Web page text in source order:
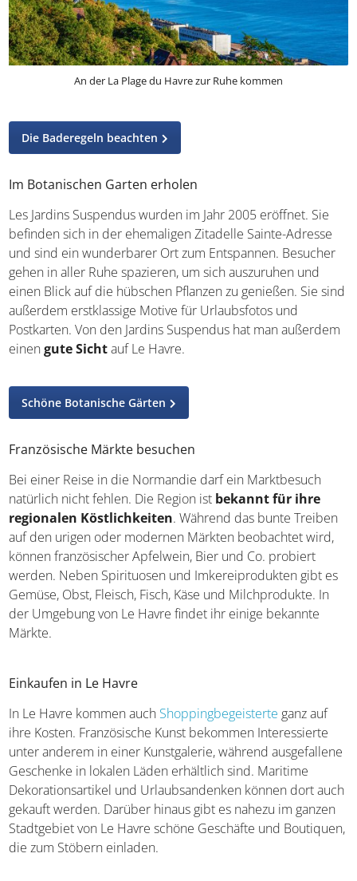
An der La Plage du Havre zur Ruhe kommen
Die Baderegeln beachten
Im Botanischen Garten erholen
Les Jardins Suspendus wurden im Jahr 2005 eröffnet. Sie
befinden sich in der ehemaligen Zitadelle Sainte-Adresse
und sind ein wunderbarer Ort zum Entspannen. Besucher
gehen in aller Ruhe spazieren, um sich auszuruhen und
einen Blick auf die hübschen Pflanzen zu genießen. Sie sind
außerdem erstklassige Motive für Urlaubsfotos und
Postkarten. Von den Jardins Suspendus hat man außerdem
einengute Sichtauf Le Havre.
Schöne Botanische Gärten
Französische Märkte besuchen
Bei einer Reise in die Normandie darf ein Marktbesuch
natürlich nicht fehlen. Die Region ist bekannt für ihre
regionalen Köstlichkeiten. Während das bunte Treiben
auf den urigen oder modernen Märkten beobachtet wird,
können französischer Apfelwein, Bier und Co. probiert
werden. Neben Spirituosen und Imkereiprodukten gibt es
Gemüse, Obst, Fleisch, Fisch, Käse und Milchprodukte. In
der Umgebung von Le Havre findet ihr einige bekannte
Märkte.
Einkaufen in Le Havre
In Le Havre kommen auch Shoppingbegeisterte ganz auf
ihre Kosten. Französische Kunst bekommen Interessierte
unter anderem in einer Kunstgalerie, während ausgefallene
Geschenke in lokalen Läden erhältlich sind. Maritime
Dekorationsartikel und Urlaubsandenken können dort auch
gekauft werden. Darüber hinaus gibt es nahezu im ganzen
Stadtgebiet von Le Havre schöne Geschäfte und Boutiquen,
die zum Stöbern einladen.